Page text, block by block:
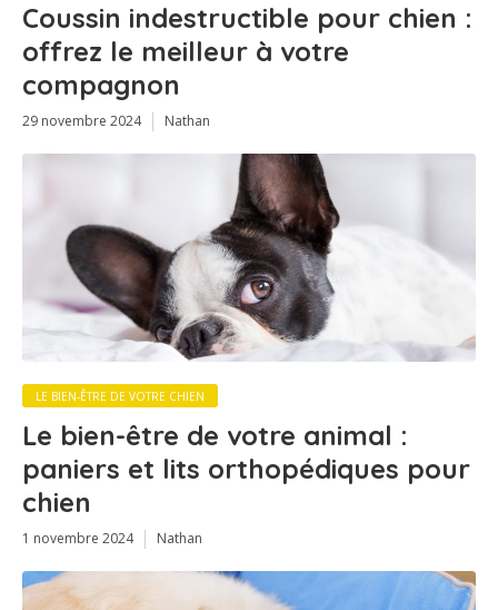
Coussin indestructible pour chien :
offrez le meilleur à votre
compagnon
29 novembre 2024 Nathan
LE BIEN-ÊTRE DE VOTRE CHIEN
Le bien-être de votre animal :
paniers et lits orthopédiques pour
chien
1 novembre 2024 Nathan